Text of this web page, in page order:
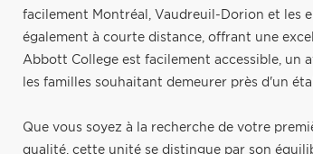
facilement Montréal, Vaudreuil-Dorion et les
également à courte distance, offrant une
Abbott College est facilement accessible, un
les familles souhaitant demeurer près d'un
Que vous soyez à la recherche de votre
qualité, cette unité se distingue par son